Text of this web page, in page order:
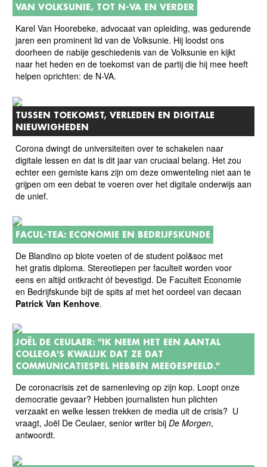
VAN VOLKSUNIE, TOT N-VA EN VERDER
Karel Van Hoorebeke, advocaat van opleiding, was gedurende
jaren een prominent lid van de Volksunie. Hij loodst ons
doorheen de nabije geschiedenis van de Volksunie en kijkt
naar het heden en de toekomst van de partij die hij mee heeft
helpen oprichten: de N-VA.
TUSSEN TOEKOMST, VERLEDEN EN DIGITALE
NIEUWIGHEDEN
Corona dwingt de universiteiten over te schakelen naar
digitale lessen en dat is dit jaar van cruciaal belang. Het zou
echter een gemiste kans zijn om deze omwenteling niet aan te
grijpen om een debat te voeren over het digitale onderwijs aan
de unief.
FACUL-TEA: ECONOMIE EN BEDRIJFSKUNDE
De Blandino op blote voeten of de student pol&soc met
het gratis diploma. Stereotiepen per faculteit worden voor
eens en altijd ontkracht óf bevestigd. De Faculteit Economie
en Bedrijfskunde bijt de spits af met het oordeel van decaan
Patrick Van Kenhove.
JOËL DE CEULAER: "IK NEEM HET EEN AANTAL
COLLEGA'S KWALIJK DAT ZE DAT
COMMUNICATIESPEL HEBBEN MEEGESPEELD."
De coronacrisis zet de samenleving op zijn kop. Loopt onze
democratie gevaar? Hebben journalisten hun plichten
verzaakt en welke lessen trekken de media uit de crisis? U
vraagt, Joël De Ceulaer, senior writer bij De Morgen,
antwoordt.